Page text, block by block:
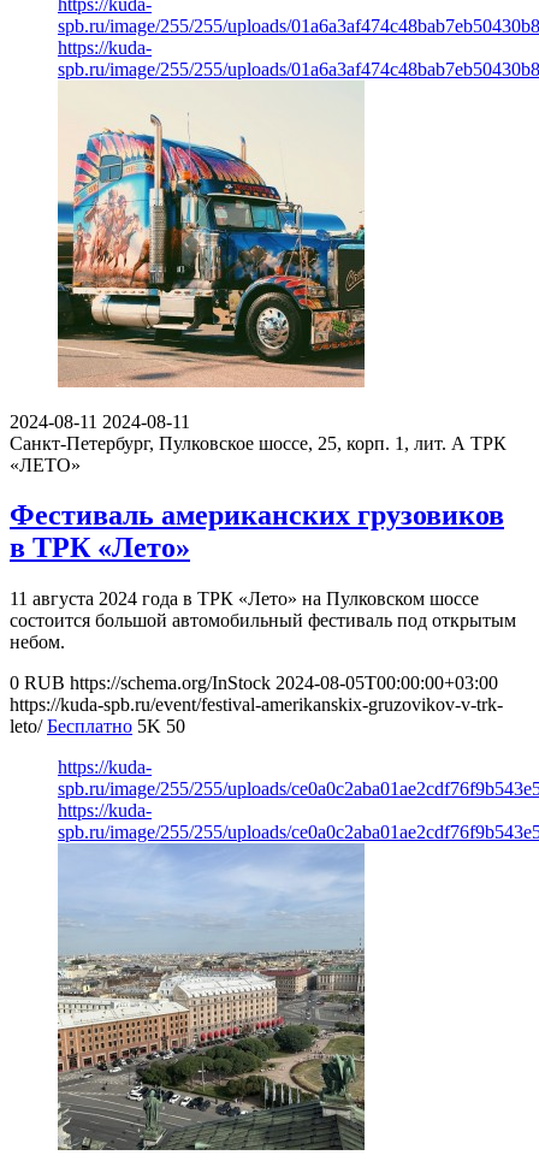
spb.ru/image/255/255/uploads/
https://kuda-
spb.ru/image/255/255/uploads/
2024-08-11 2024-08-11
Санкт-Петербург, Пулковское шоссе, 25, корп. 1, лит. А ТРК
«ЛЕТО»
Фестиваль американских грузовиков
в ТРК «Лето»
11 августа 2024 года в ТРК «Лето» на Пулковском шоссе
состоится большой автомобильный фестиваль под открытым
небом.
0 RUB https://schema.org/InStock 2024-08-05T00:00:00+03:00
https://kuda-spb.ru/event/festival-amerikanskix-gruzovikov-v-trk-
leto/ Бесплатно 5K 50
https://kuda-
spb.ru/image/255/255/uploads/
https://kuda-
spb.ru/image/255/255/uploads/